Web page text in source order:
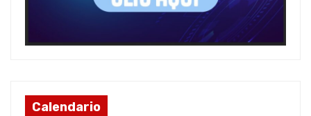
Calendario